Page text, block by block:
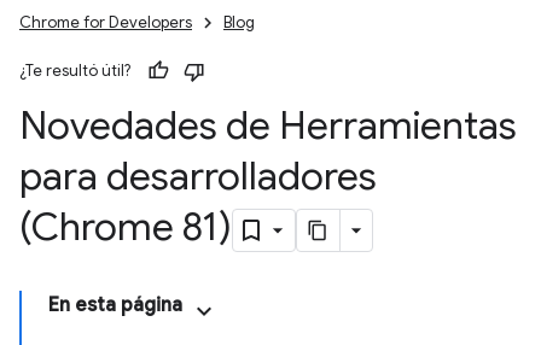
Chrome for Developers Blog
¿Te resultó útil?
Novedades de Herramientas
para desarrolladores
(Chrome 81)
En esta página